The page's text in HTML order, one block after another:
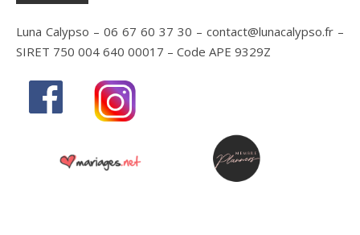
Luna Calypso – 06 67 60 37 30 – contact@lunacalypso.fr –
SIRET 750 004 640 00017 – Code APE 9329Z